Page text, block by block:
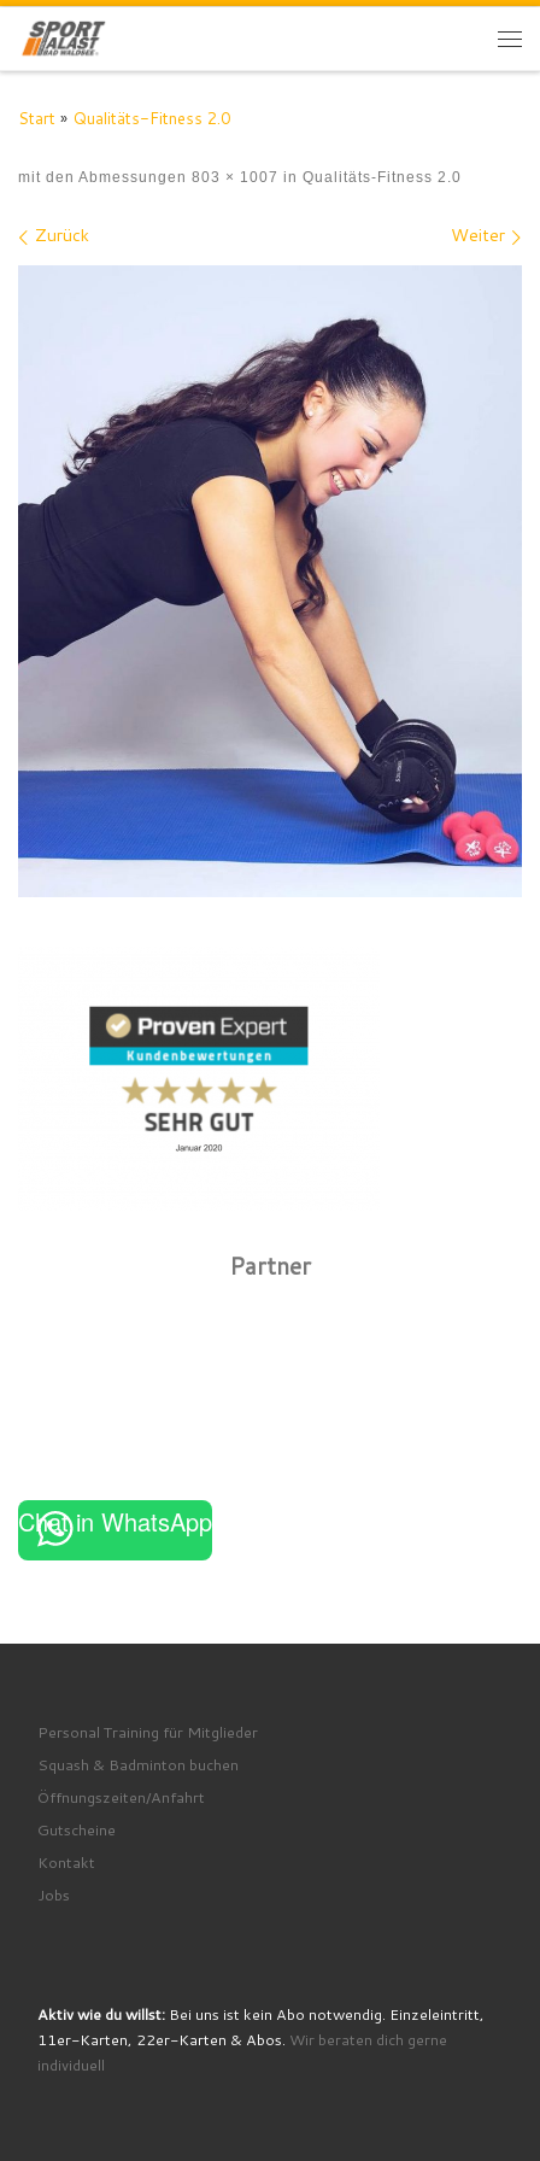
Zum Inhalt springen
Start » Qualitäts-Fitness 2.0
mit den Abmessungen 803 × 1007 in Qualitäts-Fitness 2.0
Bilder Navigation
Zurück Weiter
Partner
Chat in WhatsApp
Personal Training für Mitglieder
Squash & Badminton buchen
Öffnungszeiten/Anfahrt
Gutscheine
Kontakt
Jobs
Aktiv wie du willst: Bei uns ist kein Abo notwendig. Einzeleintritt,
11er-Karten, 22er-Karten & Abos. Wir beraten dich gerne
individuell